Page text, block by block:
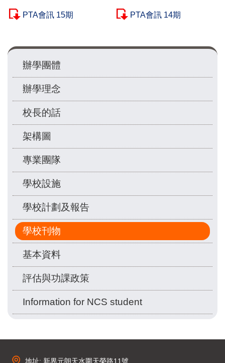
PTA會訊 15期 PTA會訊 14期
Main
navigation
辦學團體
辦學理念
校長的話
架構圖
專業團隊
學校設施
學校計劃及報告
學校刊物
基本資料
評估與功課政策
Information for NCS student
地址: 新界元朗天水圍天榮路11號